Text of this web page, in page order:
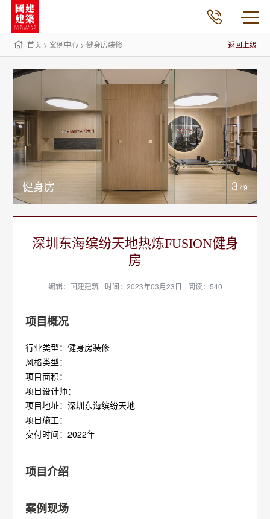
首页 >案例中心 >健身房装修 返回上级
健身房 3 /9
深圳东海缤纷天地热炼FUSION健身
房
编辑：国建建筑 时间：2023年03月23日 阅读：540
项目概况
行业类型：健身房装修
风格类型：
项目面积：
项目设计师：
项目地址：深圳东海缤纷天地
项目施工：
交付时间：2022年
项目介绍
案例现场